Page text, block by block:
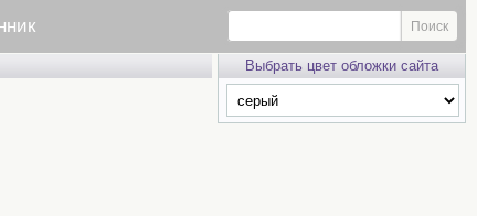
Выбрать цвет обложки сайта